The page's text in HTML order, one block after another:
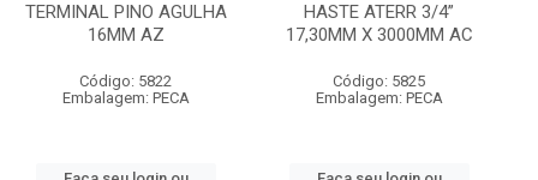
TERMINAL PINO AGULHA
16MM AZ
Código: 5822
Embalagem: PECA
HASTE ATERR 3/4”
17,30MM X 3000MM AC
Código: 5825
Embalagem: PECA